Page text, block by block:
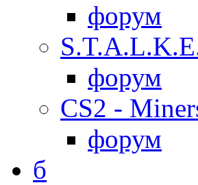
форум
форум
CS2 -
форум
б